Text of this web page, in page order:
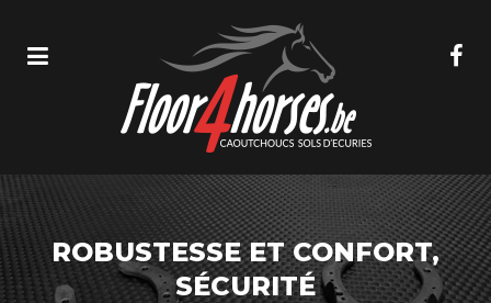
ROBUSTESSE ET CONFORT,
SÉCURITÉ